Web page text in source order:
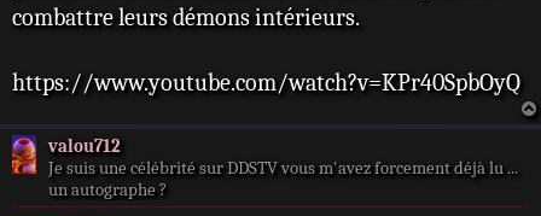
combattre leurs démons intérieurs.
https://www.youtube.com/watch?v=KPr40SpbOyQ
valou712
Je suis une célébrité sur DDSTV vous m'avez forcement déjà lu ...
un autographe ?